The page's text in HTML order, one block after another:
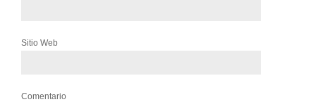
Sitio Web
Comentario